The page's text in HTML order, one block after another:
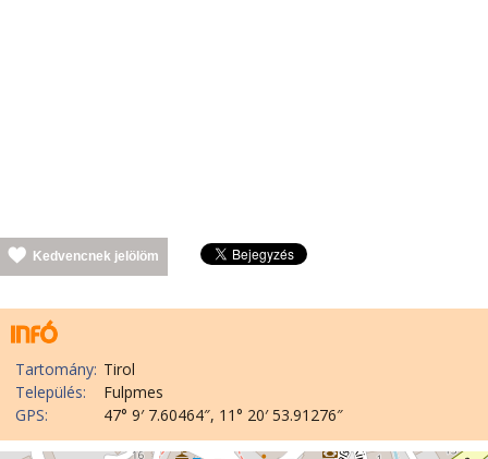
Kedvencnek jelölöm
Tartomány: Tirol
Település:
Fulpmes
GPS:
47° 9′ 7.60464″, 11° 20′ 53.91276″